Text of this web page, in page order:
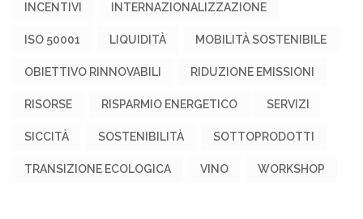
INCENTIVI INTERNAZIONALIZZAZIONE
ISO 50001 LIQUIDITÀ MOBILITÀ SOSTENIBILE
OBIETTIVO RINNOVABILI RIDUZIONE EMISSIONI
RISORSE RISPARMIO ENERGETICO SERVIZI
SICCITÀ SOSTENIBILITÀ SOTTOPRODOTTI
TRANSIZIONE ECOLOGICA VINO WORKSHOP